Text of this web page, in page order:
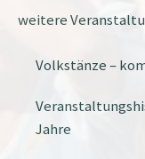
weitere
Volkstänze –
Jahre